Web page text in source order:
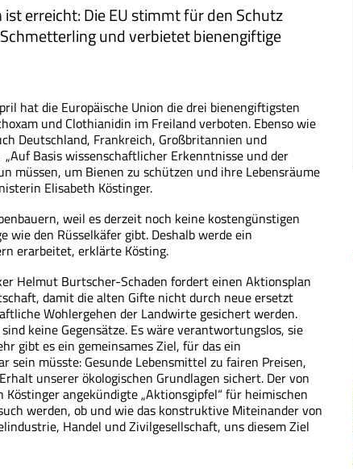
erreicht: Die EU stimmt für den Schutz
und verbietet bienengiftige
hat die Europäische Union die drei bienengiftigsten
und Clothianidin im Freiland verboten. Ebenso wie
Deutschland, Frankreich, Großbritannien und
Basis wissenschaftlicher Erkenntnisse und der
müssen, um Bienen zu schützen und ihre Lebensräume
Elisabeth Köstinger.
weil es derzeit noch keine kostengünstigen
den Rüsselkäfer gibt. Deshalb werde ein
erarbeitet, erklärte Kösting.
Helmut Burtscher-Schaden fordert einen Aktionsplan
damit die alten Gifte nicht durch neue ersetzt
Wohlergehen der Landwirte gesichert werden.
keine Gegensätze. Es wäre verantwortungslos, sie
gibt es ein gemeinsames Ziel, für das ein
sein müsste: Gesunde Lebensmittel zu fairen Preisen,
unserer ökologischen Grundlagen sichert. Der von
angekündigte „Aktionsgipfel“ für heimischen
werden, ob und wie das konstruktive Miteinander von
Handel und Zivilgesellschaft, uns diesem Ziel